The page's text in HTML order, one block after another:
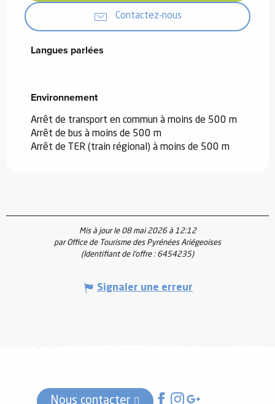
Contactez-nous
Langues parlées
Langues parlées
Environnement
Environnement
Arrêt de transport en commun à moins de 500 m
Arrêt de bus à moins de 500 m
Arrêt de TER (train régional) à moins de 500 m
Mis à jour le 08 mai 2026 à 12:12
par Office de Tourisme des Pyrénées Ariégeoises
(Identifiant de l'offre : 6454235)
Signaler une erreur
Nous contacter